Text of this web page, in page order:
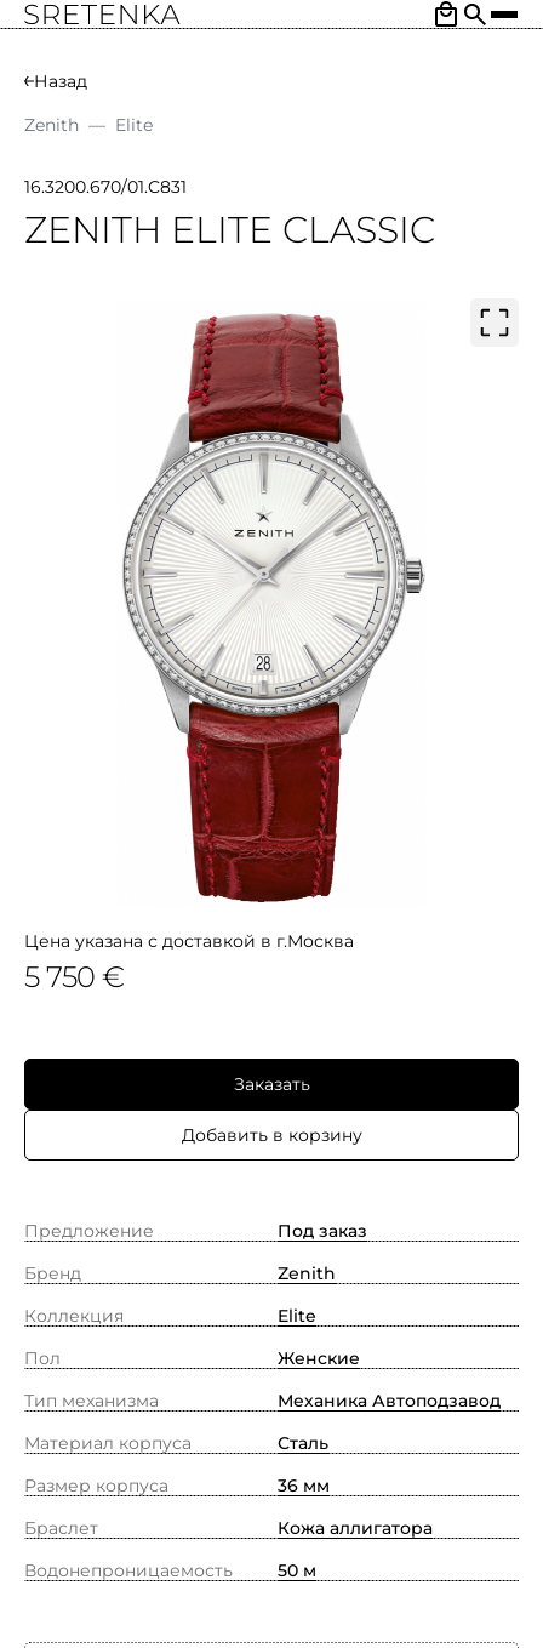
Назад
Zenith — Elite
16.3200.670/01.C831
ZENITH ELITE CLASSIC
Цена указана с доставкой в г.Москва
5 750 €
Заказать
Добавить в корзину
Предложение
Под заказ
Бренд
Zenith
Коллекция
Elite
Пол
Женские
Тип механизма
Механика Автоподзавод
Материал корпуса
Сталь
Размер корпуса
36 мм
Браслет
Кожа аллигатора
Водонепроницаемость
50 м